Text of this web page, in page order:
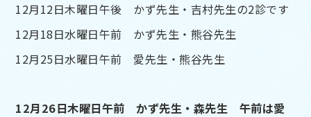
12月12日木曜日午後 かず先生・吉村先生の2診です
12月18日水曜日午前 かず先生・熊谷先生
12月25日水曜日午前 愛先生・熊谷先生
12月26日木曜日午前 かず先生・森先生 午前は愛